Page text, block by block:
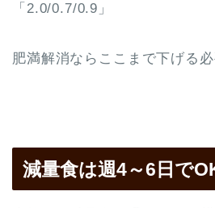
「2.0/0.7/0.9」
肥満解消ならここまで下げる必
減量食は週4～6日で